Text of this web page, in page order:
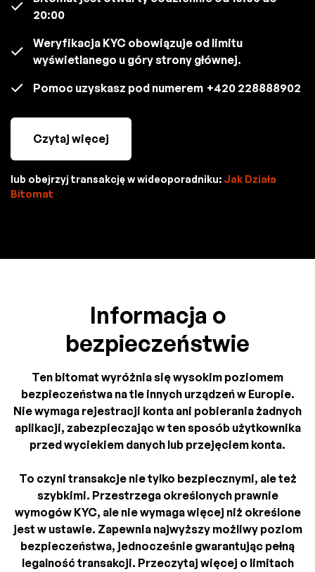
20:00
Weryfikacja KYC obowiązuje od limitu
wyświetlanego u góry strony głównej.
Pomoc uzyskasz pod numerem +420 228888902
Czytaj więcej
lub obejrzyj transakcję w wideoporadniku: Jak Działa
Bitomat
Informacja o
bezpieczeństwie
Ten bitomat wyróżnia się wysokim poziomem
bezpieczeństwa na tle innych urządzeń w Europie.
Nie wymaga rejestracji konta ani pobierania żadnych
aplikacji, zabezpieczając w ten sposób użytkownika
przed wyciekiem danych lub przejęciem konta.
To czyni transakcje nie tylko bezpiecznymi, ale też
szybkimi. Przestrzega określonych prawnie
wymogów KYC, ale nie wymaga więcej niż określone
jest w ustawie. Zapewnia najwyższy możliwy poziom
bezpieczeństwa, jednocześnie gwarantując pełną
legalność transakcji. Przeczytaj więcej o limitach